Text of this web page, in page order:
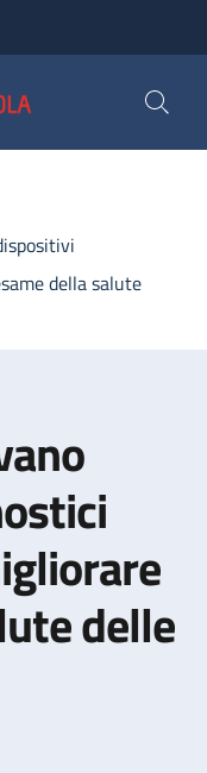
della salute
delle